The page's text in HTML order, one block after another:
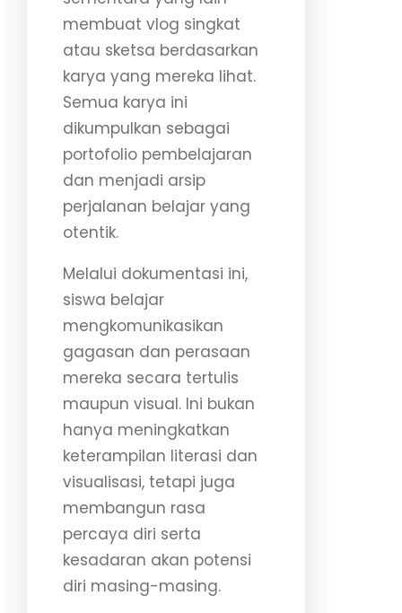
membuat vlog singkat
atau sketsa berdasarkan
karya yang mereka lihat.
Semua karya ini
dikumpulkan sebagai
portofolio pembelajaran
dan menjadi arsip
perjalanan belajar yang
otentik.
Melalui dokumentasi ini,
siswa belajar
mengkomunikasikan
gagasan dan perasaan
mereka secara tertulis
maupun visual. Ini bukan
hanya meningkatkan
keterampilan literasi dan
visualisasi, tetapi juga
membangun rasa
percaya diri serta
kesadaran akan potensi
diri masing-masing.